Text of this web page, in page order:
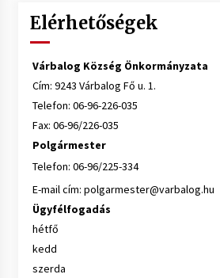
Elérhetőségek
Várbalog Község Önkormányzata
Cím: 9243 Várbalog Fő u. 1.
Telefon: 06-96-226-035
Fax: 06-96/226-035
Polgármester
Telefon: 06-96/225-334
E-mail cím: polgarmester@varbalog.hu
Ügyfélfogadás
hétfő
kedd
szerda